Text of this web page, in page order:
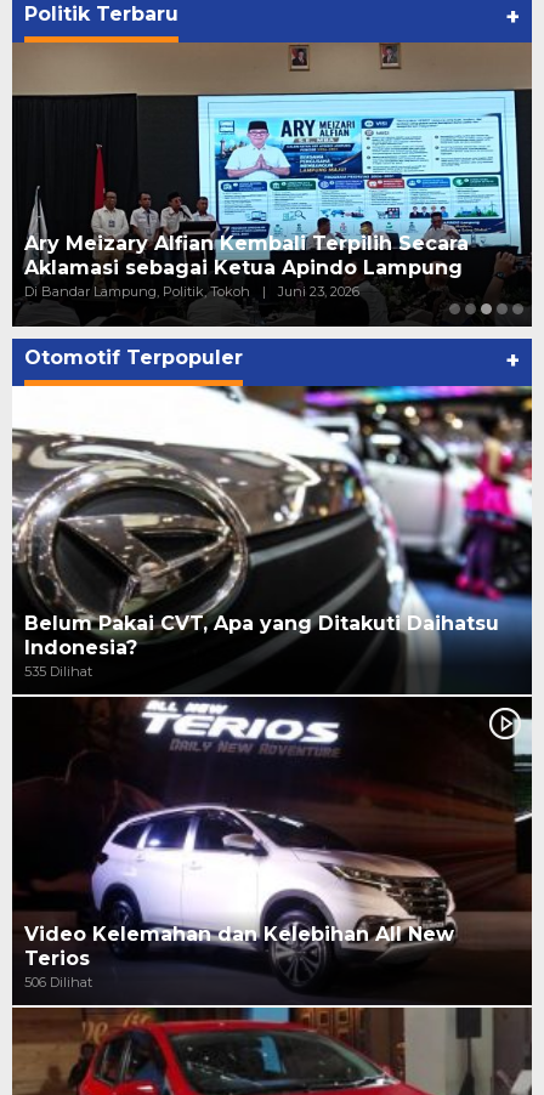
Politik Terbaru +
Ary Meizary Alfian Kembali Terpilih Secara
Aklamasi sebagai Ketua Apindo Lampung
Di Bandar Lampung, Politik, Tokoh | Juni 23, 2026
Otomotif Terpopuler +
Belum Pakai CVT, Apa yang Ditakuti Daihatsu
Indonesia?
535 Dilihat
Video Kelemahan dan Kelebihan All New
Terios
506 Dilihat